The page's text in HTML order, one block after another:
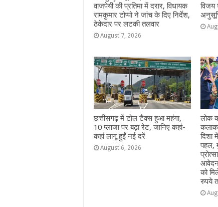
वाजपेयी की प्रतिमा में दरार, विधायक
रामकुमार टोप्पो ने जांच के दिए निर्देश,
ठेकेदार पर लटकी तलवार
August 7, 2026
विजय
छत्तीसगढ़ में टोल टैक्स हुआ महंगा,
10 प्लाजा पर बढ़ा रेट, जानिए कहां-
कहां लागू हुईं नई दरें
August 6, 2026
लोक
दिशा
पहल,
आवेदन
को
रुपये